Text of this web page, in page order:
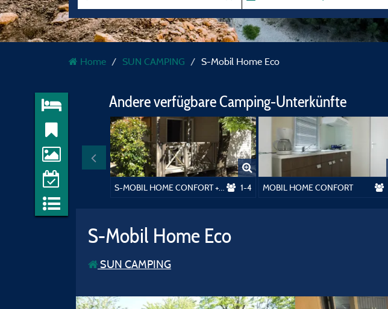
Home SUN CAMPING S-Mobil Home Eco
Andere verfügbare Camping-Unterkünfte
S-MOBIL HOME CONFORT + TV 1-4 MOBIL HOME CONFORT
S-Mobil Home Eco
SUN CAMPING